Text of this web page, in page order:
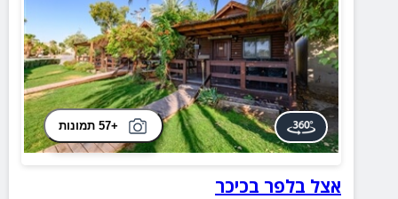
+57 תמונות
אצל בלפר בכיכר